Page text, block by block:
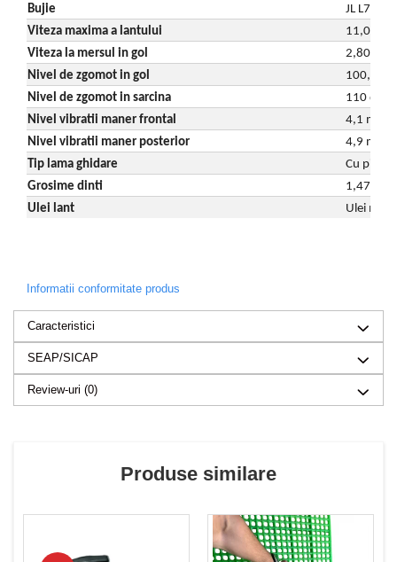
Bujie
JL L7T
Viteza maxima a lantului
11,000 m
Viteza la mersul in gol
2,800 m
Nivel de zgomot in gol
100,5
Nivel de zgomot in sarcina
110 dB
Nivel vibratii maner frontal
4,1 m/s
Nivel vibratii maner posterior
4,9 m/s
Tip lama ghidare
Cu pinion
Grosime dinti
1,47 mm
Ulei lant
Ulei
Informatii conformitate produs
Caracteristici
SEAP/SICAP
Review-uri (0)
Produse similare